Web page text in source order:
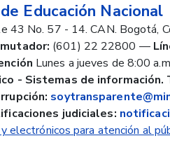
Educación Nacional
43 No. 57 - 14. CAN. Bogotá,
(601) 22 22800 —
Lunes a jueves de 8:00
- Sistemas de información.
judiciales:
electrónicos para atención al